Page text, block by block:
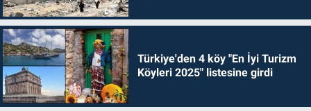
Türkiye'den 4 köy "En İyi Turizm
Köyleri 2025" listesine girdi